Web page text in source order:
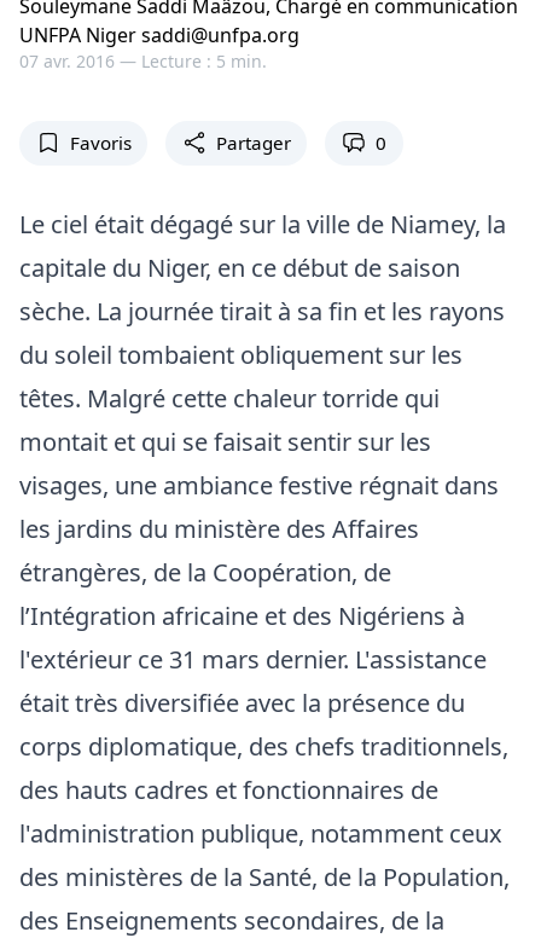
Souleymane Saddi Maâzou, Chargé en communication
UNFPA Niger saddi@unfpa.org
07 avr. 2016 — Lecture : 5 min.
Favoris Partager 0
Le ciel était dégagé sur la ville de Niamey, la
capitale du Niger, en ce début de saison
sèche. La journée tirait à sa fin et les rayons
du soleil tombaient obliquement sur les
têtes. Malgré cette chaleur torride qui
montait et qui se faisait sentir sur les
visages, une ambiance festive régnait dans
les jardins du ministère des Affaires
étrangères, de la Coopération, de
l’Intégration africaine et des Nigériens à
l'extérieur ce 31 mars dernier. L'assistance
était très diversifiée avec la présence du
corps diplomatique, des chefs traditionnels,
des hauts cadres et fonctionnaires de
l'administration publique, notamment ceux
des ministères de la Santé, de la Population,
des Enseignements secondaires, de la